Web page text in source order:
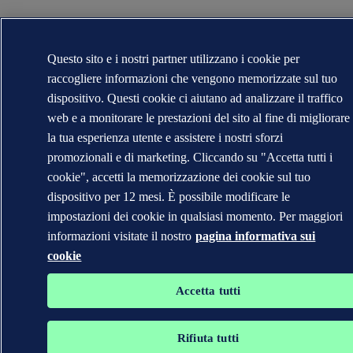
Questo sito e i nostri partner utilizzano i cookie per
raccogliere informazioni che vengono memorizzate sul tuo
dispositivo. Questi cookie ci aiutano ad analizzare il traffico
web e a monitorare le prestazioni del sito al fine di migliorare
la tua esperienza utente e assistere i nostri sforzi
promozionali e di marketing. Cliccando su "Accetta tutti i
cookie", accetti la memorizzazione dei cookie sul tuo
dispositivo per 12 mesi. È possibile modificare le
impostazioni dei cookie in qualsiasi momento. Per maggiori
informazioni visitate il nostro pagina informativa sui
cookie
Accetta tutti
Rifiuta tutti